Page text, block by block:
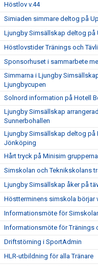
Höstlov v.44
Simiaden simmare deltog på
Ljungby Simsällskap deltog på
Höstlovstider Tränings och
Sponsorhuset i sammarbete
Simmarna i Ljungby
Ljungbycupen
Solnord information på Hotell
Ljungby Simsällskap
Sunnerbohallen
Ljungby Simsällskap deltog på
Jönköping
Hårt tryck på Minisim grupperna
Simskolan och Teknikskolans
Ljungby Simsällskap åker på
Höstterminens simskola börjar
Informationsmöte för
Informationsmöte för Tränings
Driftstörning i SportAdmin
HLR-utbildning för alla Tränare